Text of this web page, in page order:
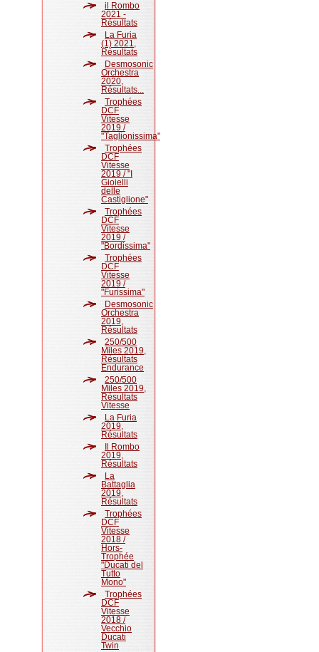
il Rombo
2021 -
Résultats
La Furia
(1) 2021,
Résultats
Desmosonic
Orchestra
2020,
Résultats...
Trophées
DCF
Vitesse
2019 /
"Taglionissima"
Trophées
DCF
Vitesse
2019 / "I
Gioielli
delle
Castiglione"
Trophées
DCF
Vitesse
2019 /
"Bordissima"
Trophées
DCF
Vitesse
2019 /
"Furissima"
Desmosonic
Orchestra
2019,
Résultats
250/500
Miles 2019,
Résultats
Endurance
250/500
Miles 2019,
Résultats
Vitesse
La Furia
2019,
Résultats
Il Rombo
2019,
Résultats
La
Battaglia
2019,
Résultats
Trophées
DCF
Vitesse
2018 /
Hors-
Trophée
"Ducati del
Tutto
Mono"
Trophées
DCF
Vitesse
2018 /
Vecchio
Ducati
Twin